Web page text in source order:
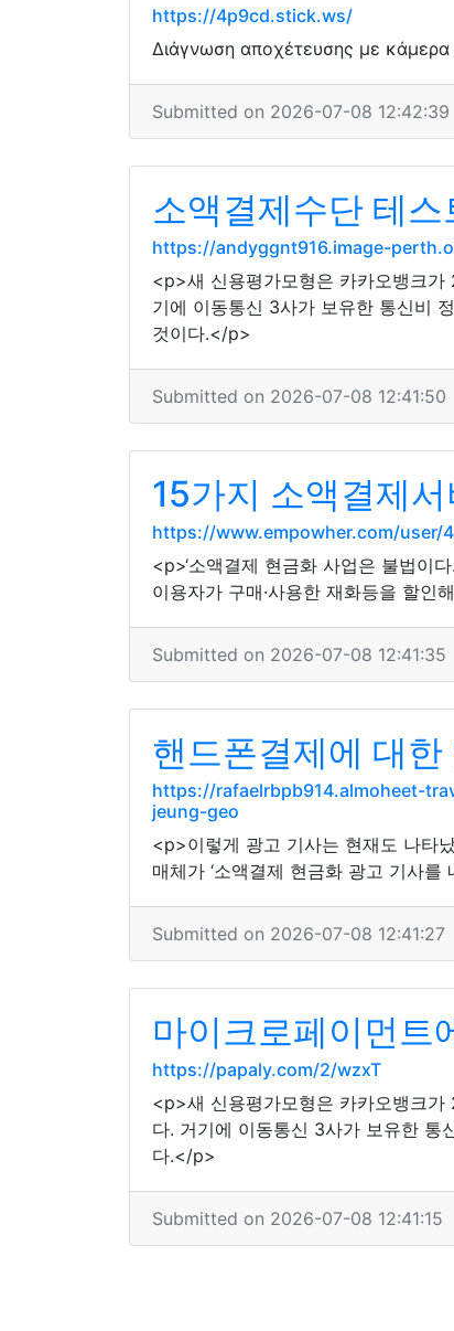
https://4p9cd.stick.ws/
Διάγνωση αποχέτευσης με κάμερα
Submitted on 2026-07-08 12:42:39
소액결제수단 테
https://andyggnt916.image-
<p>새 신용평가모형은 카카오뱅크가
기에 이동통신 3사가 보유한 통신비
것이다.</p>
Submitted on 2026-07-08 12:41:50
15가지 소액결제
https://www.empowher.com/user/
<p>‘소액결제 현금화 사업은 불법이
이용자가 구매·사용한 재화등을 할인
Submitted on 2026-07-08 12:41:35
핸드폰결제에 대
https://rafaelrbpb914.almoheet-
jeung-geo
<p>이렇게 광고 기사는 현재도 나타
매체가 ‘소액결제 현금화 광고 기사
Submitted on 2026-07-08 12:41:27
마이크로페이먼트
https://papaly.com/2/wzxT
<p>새 신용평가모형은 카카오뱅크
다. 거기에 이동통신 3사가 보유한 통
다.</p>
Submitted on 2026-07-08 12:41:15